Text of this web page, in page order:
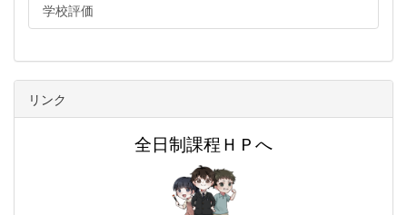
学校評価
リンク
全日制課程ＨＰへ